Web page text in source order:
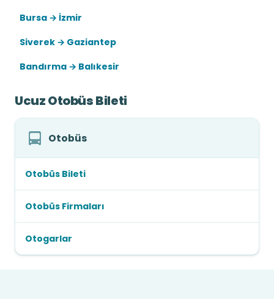
Bursa → İzmir
Siverek → Gaziantep
Bandırma → Balıkesir
Ucuz Otobüs Bileti
Otobüs
Otobüs Bileti
Otobüs Firmaları
Otogarlar